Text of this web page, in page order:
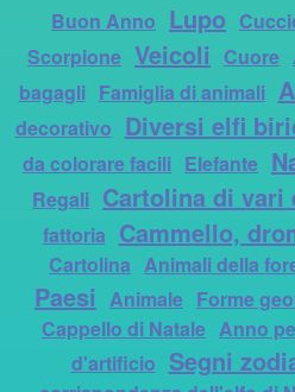
Buon Anno Lupo
Scorpione Veicoli Cuore
bagagli Famiglia di animali
decorativo Diversi elfi
da colorare facili Elefante
Regali Cartolina di vari
fattoria Cammello,
Cartolina Animali della
Paesi Animale Forme
Cappello di Natale Anno
d'artificio Segni